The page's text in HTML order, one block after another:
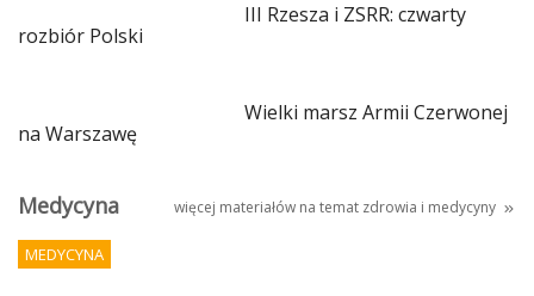
III Rzesza i ZSRR: czwarty
rozbiór Polski
Wielki marsz Armii Czerwonej
na Warszawę
Medycyna więcej materiałów na temat zdrowia i medycyny
MEDYCYNA